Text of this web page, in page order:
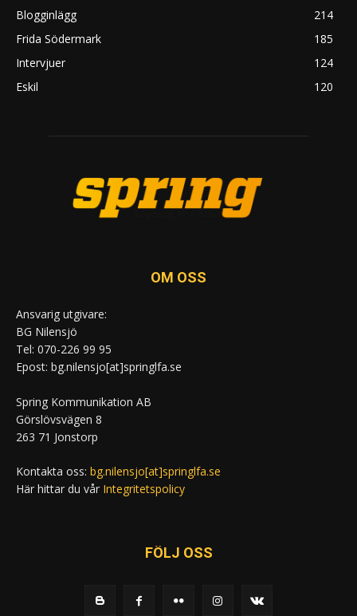
Blogginlägg
214
Frida Södermark
185
Intervjuer
124
Eskil
120
OM OSS
Ansvarig utgivare:
BG Nilensjö
Tel: 070-226 99 95
Epost: bg.nilensjo[at]springlfa.se
Spring Kommunikation AB
Görslövsvägen 8
263 71 Jonstorp
Kontakta oss: bg.nilensjo[at]springlfa.se
Här hittar du vår Integritetspolicy
FÖLJ OSS